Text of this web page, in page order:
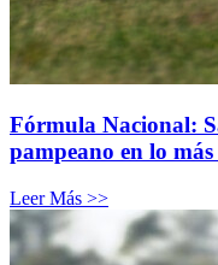
Fórmula Nacional:
pampeano en lo
Leer Más >>